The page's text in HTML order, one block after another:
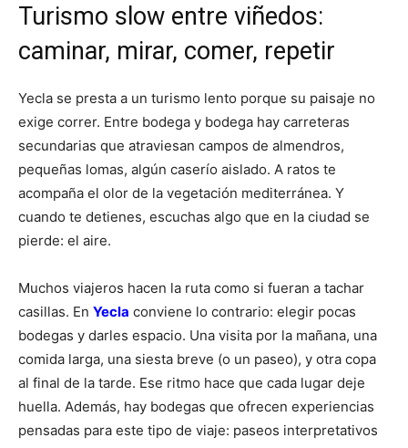
Turismo slow entre viñedos:
caminar, mirar, comer, repetir
Yecla se presta a un turismo lento porque su paisaje no
exige correr. Entre bodega y bodega hay carreteras
secundarias que atraviesan campos de almendros,
pequeñas lomas, algún caserío aislado. A ratos te
acompaña el olor de la vegetación mediterránea. Y
cuando te detienes, escuchas algo que en la ciudad se
pierde: el aire.
Muchos viajeros hacen la ruta como si fueran a tachar
casillas. En Yecla conviene lo contrario: elegir pocas
bodegas y darles espacio. Una visita por la mañana, una
comida larga, una siesta breve (o un paseo), y otra copa
al final de la tarde. Ese ritmo hace que cada lugar deje
huella. Además, hay bodegas que ofrecen experiencias
pensadas para este tipo de viaje: paseos interpretativos